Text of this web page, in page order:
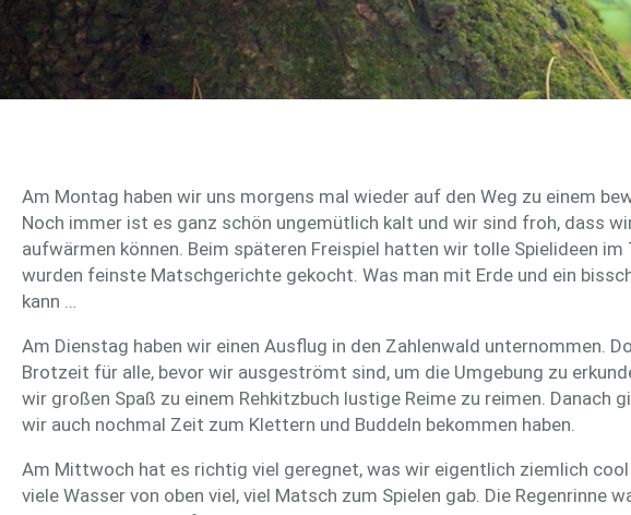
Am Montag haben wir uns morgens mal wieder auf den Weg zu einem
Noch immer ist es ganz schön ungemütlich kalt und wir sind froh, dass
aufwärmen können. Beim späteren Freispiel hatten wir tolle Spielideen im
wurden feinste Matschgerichte gekocht. Was man mit Erde und ein
kann …
Am Dienstag haben wir einen Ausflug in den Zahlenwald unternommen.
Brotzeit für alle, bevor wir ausgeströmt sind, um die Umgebung zu
wir großen Spaß zu einem Rehkitzbuch lustige Reime zu reimen. Danach
wir auch nochmal Zeit zum Klettern und Buddeln bekommen haben.
Am Mittwoch hat es richtig viel geregnet, was wir eigentlich ziemlich cool
viele Wasser von oben viel, viel Matsch zum Spielen gab. Die Regenrinne